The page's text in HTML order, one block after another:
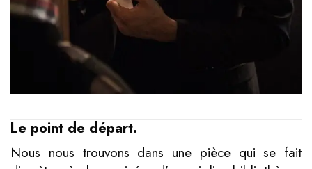
Le point de départ.
Nous nous trouvons dans une pièce qui se fait